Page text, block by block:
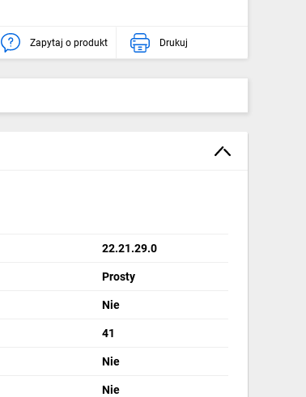
Zapytaj o produkt Drukuj
22.21.29.0
Prosty
Nie
41
Nie
Nie